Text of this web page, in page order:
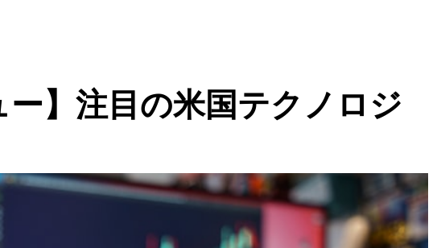
】注目の米国テクノロジ